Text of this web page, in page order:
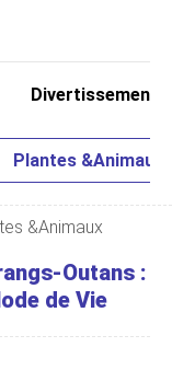
Divertissement
Plantes &Animaux
&Animaux
Outans :
de Vie